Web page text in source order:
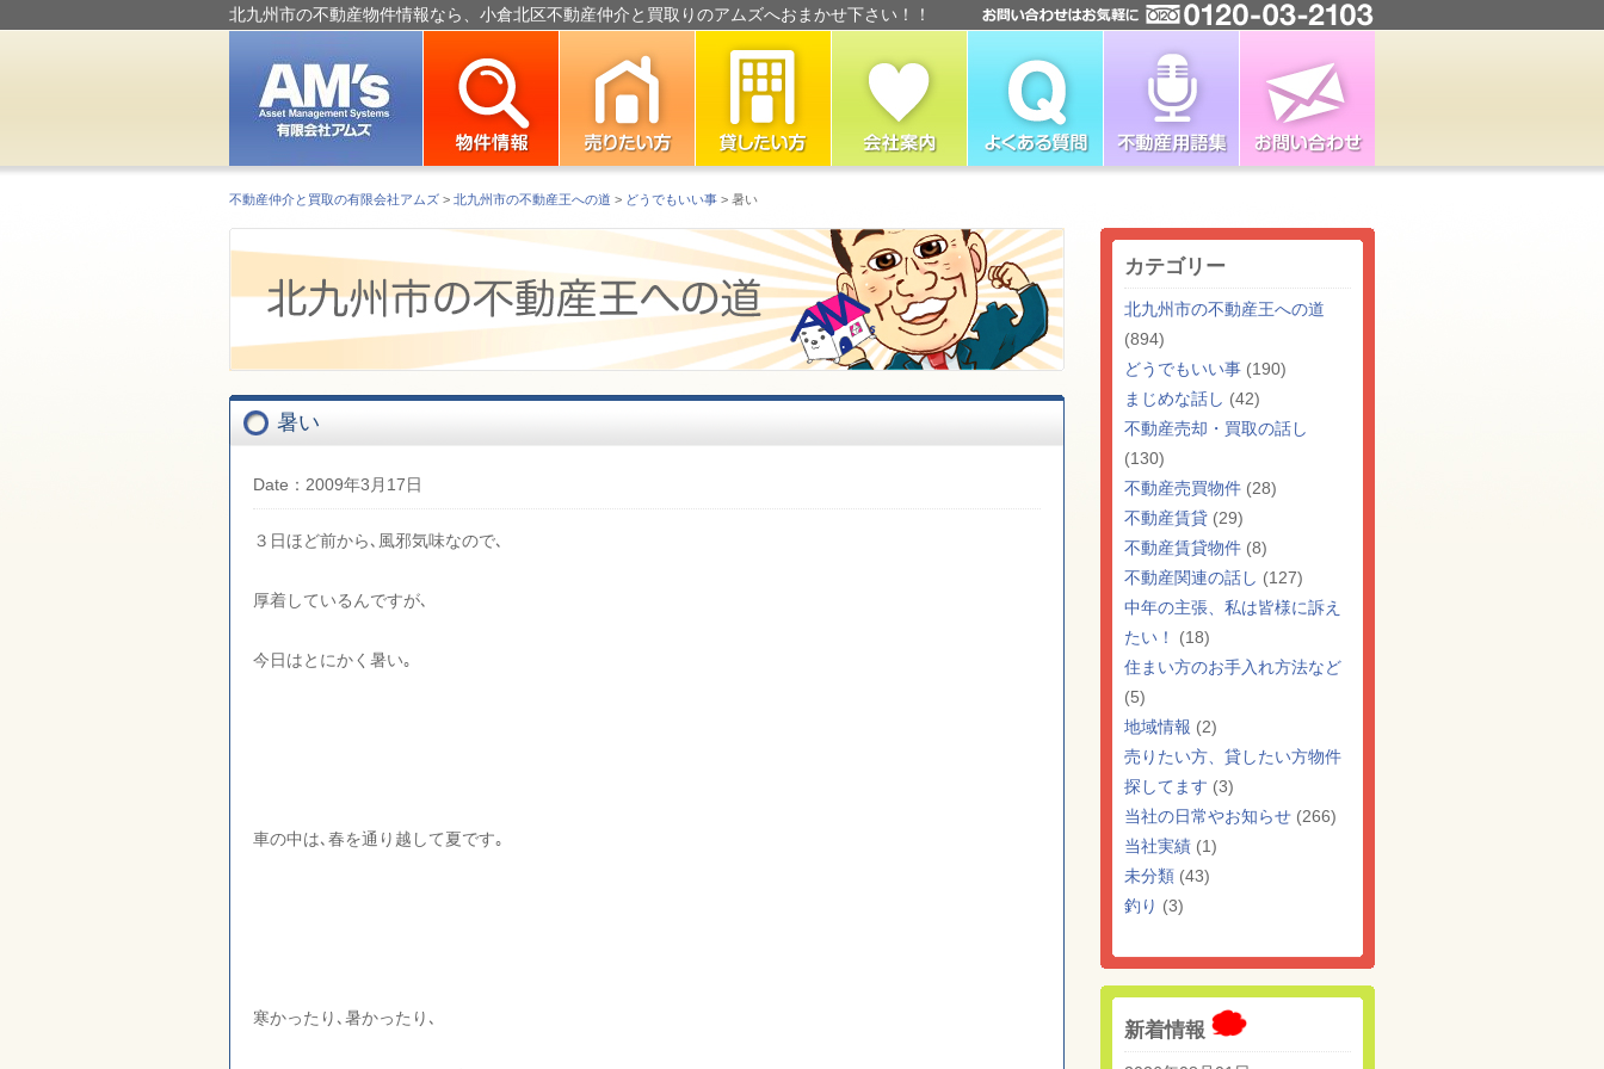
北九州市の不動産物件情報なら、小倉北区不動産仲介と買取りのアムズへおまかせ下さい！！
不動産仲介と買取の有限会社アムズ > 北九州市の不動産王への道 > どうでもいい事 > 暑い
暑い
Date：2009年3月17日
３日ほど前から､風邪気味なので､
厚着しているんですが､
今日はとにかく暑い｡
車の中は､春を通り越して夏です｡
寒かったり､暑かったり､
カテゴリー
北九州市の不動産王への道
(894)
どうでもいい事 (190)
まじめな話し (42)
不動産売却・買取の話し
(130)
不動産売買物件 (28)
不動産賃貸 (29)
不動産賃貸物件 (8)
不動産関連の話し (127)
中年の主張、私は皆様に訴え
たい！
(18)
住まい方のお手入れ方法など
(5)
地域情報 (2)
売りたい方、貸したい方物件
探してます (3)
当社の日常やお知らせ (266)
当社実績 (1)
未分類 (43)
釣り (3)
新着情報